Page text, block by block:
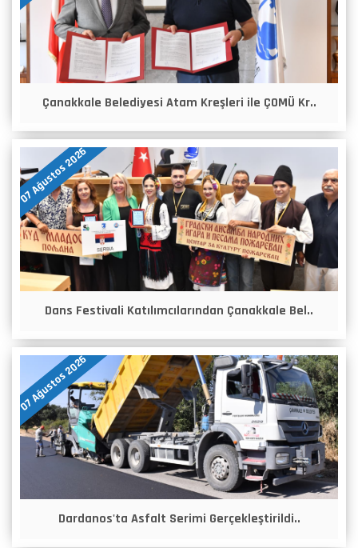
Çanakkale Belediyesi Atam Kreşleri ile ÇOMÜ Kr..
07 Ağustos 2026
Dans Festivali Katılımcılarından Çanakkale Bel..
07 Ağustos 2026
Dardanos'ta Asfalt Serimi Gerçekleştirildi..